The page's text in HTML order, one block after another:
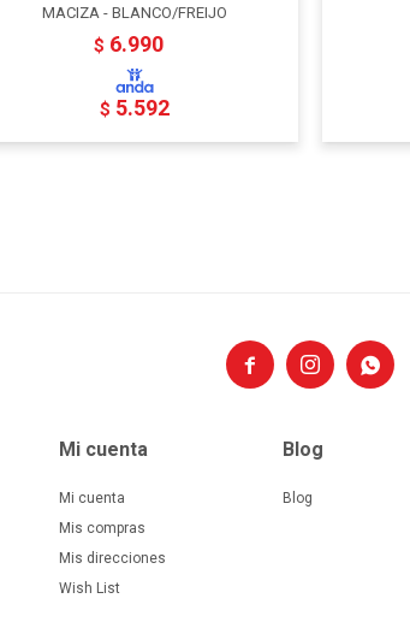
MACIZA - BLANCO/FREIJO
$ 6.990
$ 5.592
  
Mi cuenta
Mi cuenta
Mis compras
Mis direcciones
Wish List
Blog
Blog